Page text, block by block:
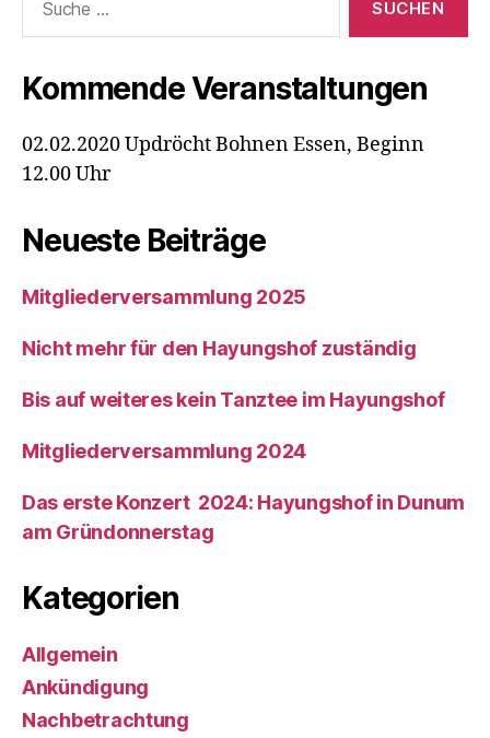
nach:
Kommende Veranstaltungen
02.02.2020 Updröcht Bohnen Essen, Beginn
12.00 Uhr
Neueste Beiträge
Mitgliederversammlung 2025
Nicht mehr für den Hayungshof zuständig
Bis auf weiteres kein Tanztee im Hayungshof
Mitgliederversammlung 2024
Das erste Konzert 2024: Hayungshof in Dunum
am Gründonnerstag
Kategorien
Allgemein
Ankündigung
Nachbetrachtung